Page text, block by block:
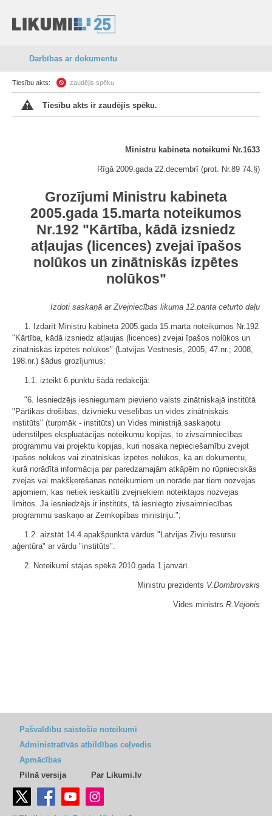
Darbības ar dokumentu
Tiesību akts: zaudējis spēku
Tiesību akts ir zaudējis spēku.
Ministru kabineta noteikumi Nr.1633
Rīgā 2009.gada 22.decembrī (prot. Nr.89 74.§)
Grozījumi Ministru kabineta
2005.gada 15.marta noteikumos
Nr.192 "Kārtība, kādā izsniedz
atļaujas (licences) zvejai īpašos
nolūkos un zinātniskās izpētes
nolūkos"
Izdoti saskaņā ar Zvejniecības likuma 12.panta ceturto daļu
1. Izdarīt Ministru kabineta 2005.gada 15.marta noteikumos Nr.192
"Kārtība, kādā izsniedz atļaujas (licences) zvejai īpašos nolūkos un
zinātniskās izpētes nolūkos" (Latvijas Vēstnesis, 2005, 47.nr.; 2008,
198.nr.) šādus grozījumus:
1.1. izteikt 6.punktu šādā redakcijā:
"6. Iesniedzējs iesniegumam pievieno valsts zinātniskajā institūtā
"Pārtikas drošības, dzīvnieku veselības un vides zinātniskais
institūts" (turpmāk - institūts) un Vides ministrijā saskaņotu
ūdenstilpes ekspluatācijas noteikumu kopijas, to zivsaimniecības
programmu vai projektu kopijas, kuri nosaka nepieciešamību zvejot
īpašos nolūkos vai zinātniskās izpētes nolūkos, kā arī dokumentu,
kurā norādīta informācija par paredzamajām atkāpēm no rūpnieciskās
zvejas vai makšķerēšanas noteikumiem un norāde par tiem nozvejas
apjomiem, kas netiek ieskaitīti zvejniekiem noteiktajos nozvejas
limitos. Ja iesniedzējs ir institūts, tā iesniegto zivsaimniecības
programmu saskaņo ar Zemkopības ministriju.";
1.2. aizstāt 14.4.apakšpunktā vārdus "Latvijas Zivju resursu
aģentūra" ar vārdu "institūts".
2. Noteikumi stājas spēkā 2010.gada 1.janvārī.
Ministru prezidents V.Dombrovskis
Vides ministrs R.Vējonis
Pašvaldību saistošie noteikumi
Administratīvās atbildības ceļvedis
Apmācības
Pilnā versija
Par Likumi.lv